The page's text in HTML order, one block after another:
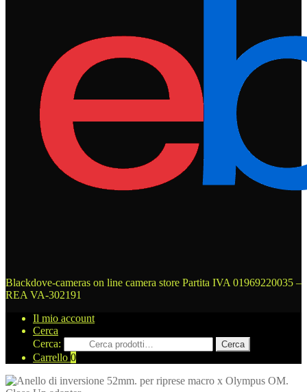
Blackdove-cameras on line camera store Partita IVA 01969220035 –
REA VA-302191
Il mio account
Cerca
Cerca:
Cerca
Carrello 0